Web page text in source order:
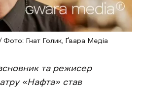
Фото: Гнат Голик, Ґвара Медіа
та режисер
«Нафта» став